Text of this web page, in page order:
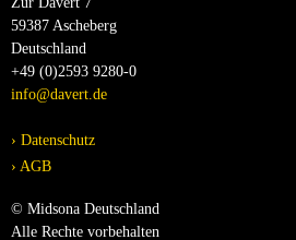
59387 Ascheberg
Deutschland
+49 (0)2593 9280-0
info@davert.de
Datenschutz
AGB
© Midsona Deutschland
Alle Rechte vorbehalten